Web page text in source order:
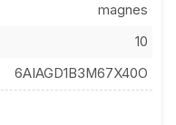
magnes
10
6AIAGD1B3M67X40O